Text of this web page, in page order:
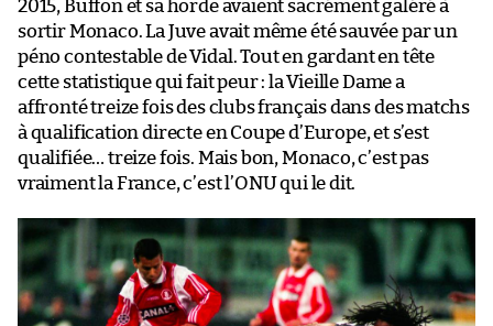
2015, Buffon et sa horde avaient sacrément galéré à
sortir Monaco. La Juve avait même été sauvée par un
péno contestable de Vidal. Tout en gardant en tête
cette statistique qui fait peur : la Vieille Dame a
affronté treize fois des clubs français dans des matchs
à qualification directe en Coupe d’Europe, et s’est
qualifiée… treize fois. Mais bon, Monaco, c’est pas
vraiment la France, c’est l’ONU qui le dit.